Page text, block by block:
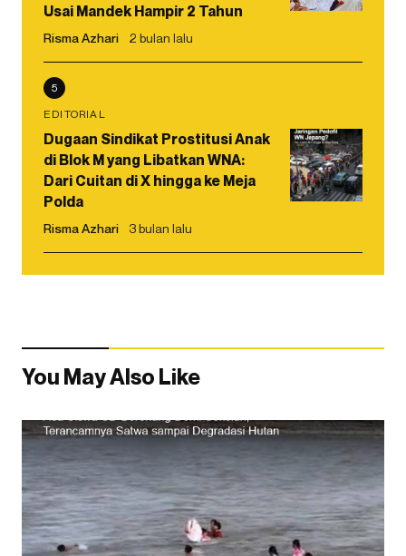
Usai Mandek Hampir 2 Tahun
Risma Azhari 2 bulan lalu
5
EDITORIAL
Dugaan Sindikat Prostitusi Anak
di Blok M yang Libatkan WNA:
Dari Cuitan di X hingga ke Meja
Polda
Risma Azhari 3 bulan lalu
You May Also Like